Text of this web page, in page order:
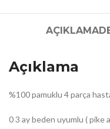
AÇIKLAMA
Açıklama
%100 pamuklu 4 parça
0 3 ay beden uyumlu ( pike